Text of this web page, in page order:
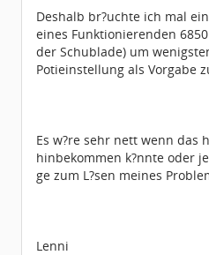
Deshalb br?uchte ich mal
eines Funktionierenden
der Schublade) um
Potieinstellung als Vorgabe
Es w?re sehr nett wenn das
hinbekommen k?nnte oder
ge zum L?sen meines
Lenni